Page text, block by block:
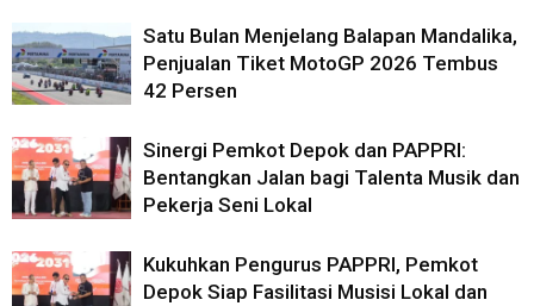
Satu Bulan Menjelang Balapan Mandalika,
Penjualan Tiket MotoGP 2026 Tembus
42 Persen
Sinergi Pemkot Depok dan PAPPRI:
Bentangkan Jalan bagi Talenta Musik dan
Pekerja Seni Lokal
Kukuhkan Pengurus PAPPRI, Pemkot
Depok Siap Fasilitasi Musisi Lokal dan